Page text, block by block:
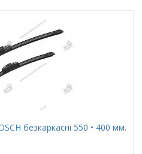
безкаркасні 550 • 400 мм.